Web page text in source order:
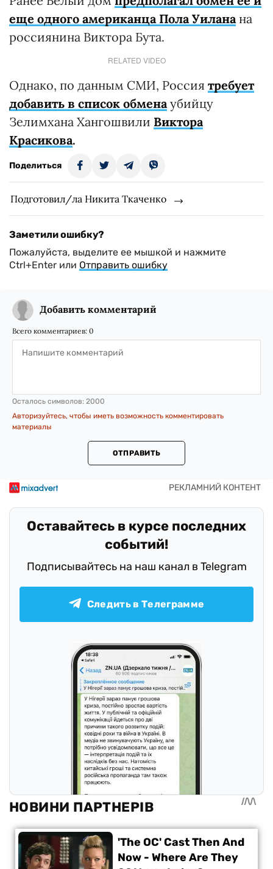
еще одного американца Пола Уилана на
россиянина Виктора Бута.
RELATED VIDEO
Однако, по данным СМИ, Россия требует
добавить в список обмена убийцу
Зелимхана Хангошвили Виктора
Красикова.
Поделиться
Подготовил/ла Никита Ткаченко
Заметили ошибку?
Пожалуйста, выделите ее мышкой и нажмите
Ctrl+Enter или Отправить ошибку
Добавить комментарий
Всего комментариев: 0
Осталось символов: 2000
Авторизуйтесь, чтобы иметь возможность комментировать
материалы
ОТПРАВИТЬ
Оставайтесь в курсе последних
событий!
Подписывайтесь на наш канал в Telegram
Следить в Телеграмме